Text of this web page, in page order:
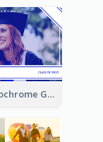
Blue Monochrome Graduation Photo Congratulations Postcard